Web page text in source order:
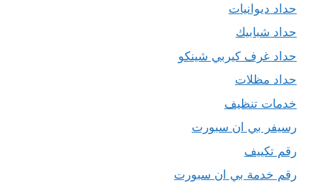
حداد ديوانيات
حداد شبابيك
حداد غرف كيربي شينكو
حداد مظلات
خدمات تنظيف
رسيفر بي ان سبورت
رقم تكييف
رقم خدمة بي ان سبورت